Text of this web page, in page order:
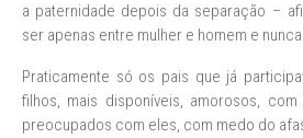
a paternidade depois da separação –
ser apenas entre mulher e homem e
Praticamente só os pais que já
filhos, mais disponíveis, amorosos,
preocupados com eles, com medo do